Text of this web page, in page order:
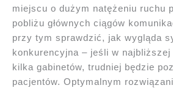
miejscu o dużym natężeniu ruchu
pobliżu głównych ciągów
przy tym sprawdzić, jak wygląda
konkurencyjna – jeśli w najbliższej
kilka gabinetów, trudniej będzie
pacjentów. Optymalnym